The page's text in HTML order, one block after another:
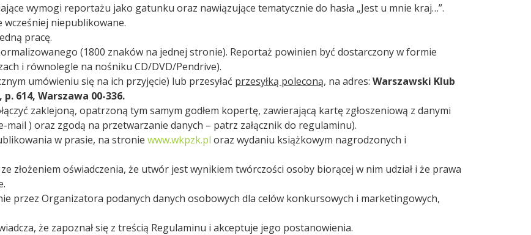
wymogi reportażu jako gatunku oraz nawiązujące tematycznie do hasła „Jest u mnie kraj…”.
niepublikowane.
pracę.
(1800 znaków na jednej stronie). Reportaż powinien być dostarczony w formie
i równolegle na nośniku CD/DVD/Pendrive).
umówieniu się na ich przyjęcie) lub przesyłać przesyłką poleconą, na adres: Warszawski Klub
614, Warszawa 00-336.
zaklejoną, opatrzoną tym samym godłem kopertę, zawierającą kartę zgłoszeniową z danymi
) oraz zgodą na przetwarzanie danych – patrz załącznik do regulaminu).
w prasie, na stronie www.wkpzk.pl oraz wydaniu książkowym nagrodzonych i
złożeniem oświadczenia, że utwór jest wynikiem twórczości osoby biorącej w nim udział i że prawa
przez Organizatora podanych danych osobowych dla celów konkursowych i marketingowych,
że zapoznał się z treścią Regulaminu i akceptuje jego postanowienia.